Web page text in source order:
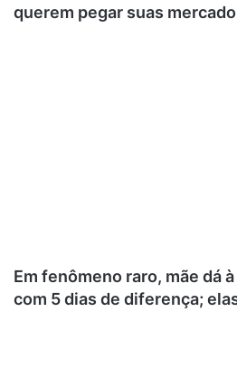
querem pegar suas
Em fenômeno raro, mãe dá
com 5 dias de diferença;